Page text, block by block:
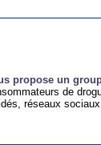
propose un
de
réseaux